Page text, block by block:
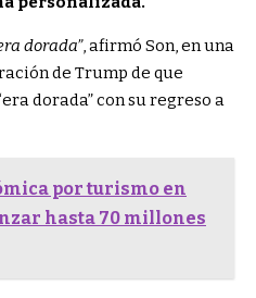
dorada”, afirmó Son, en una
de Trump de que
dorada” con su regreso a
por turismo en
hasta 70 millones